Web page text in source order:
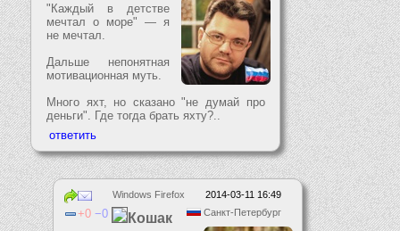
"Каждый в детстве
мечтал о море" — я
не мечтал.
Дальше непонятная
мотивационная муть.
Много яхт, но сказано "не думай про
деньги". Где тогда брать яхту?..
2014-03-11 16:49
Windows Firefox
Санкт-Петербург
0 0 Кошак